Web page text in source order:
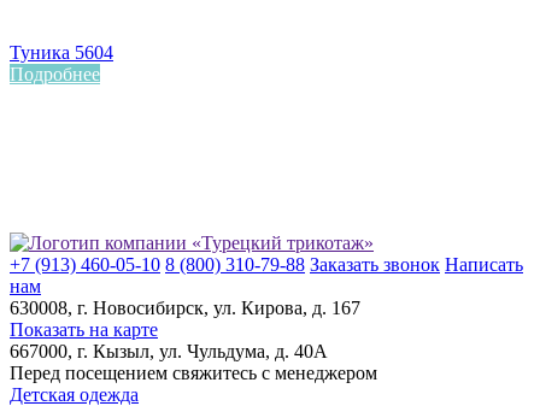
Туника 5604
Подробнее
+7 (913) 460-05-10 8 (800) 310-79-88 Заказать звонок Написать
нам
630008, г. Новосибирск, ул. Кирова, д. 167
Показать на карте
667000, г. Кызыл, ул. Чульдума, д. 40А
Перед посещением свяжитесь с менеджером
Детская одежда